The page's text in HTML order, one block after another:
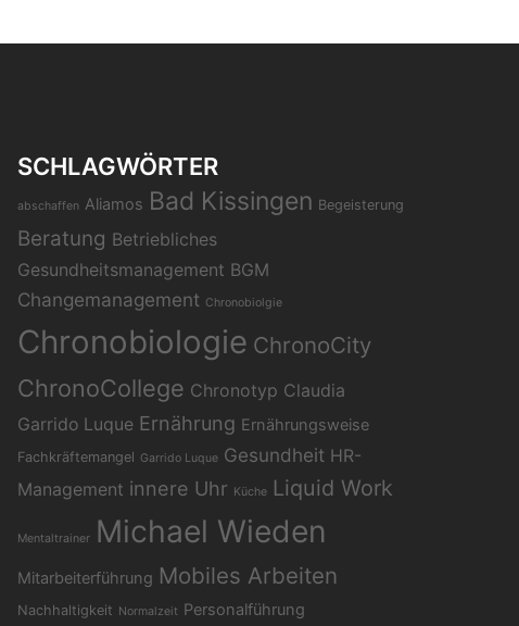
SCHLAGWÖRTER
abschaffen Aliamos Bad Kissingen Begeisterung
Beratung Betriebliches
Gesundheitsmanagement BGM
Changemanagement Chronobiolgie
Chronobiologie ChronoCity
ChronoCollege Chronotyp Claudia
Garrido Luque Ernährung Ernährungsweise
Fachkräftemangel Garrido Luque Gesundheit HR-
Management innere Uhr Küche Liquid Work
Mentaltrainer Michael Wieden
Mitarbeiterführung Mobiles Arbeiten
Nachhaltigkeit Normalzeit Personalführung